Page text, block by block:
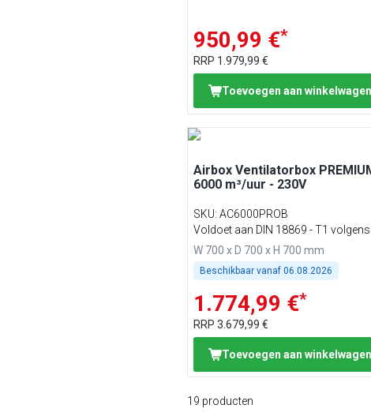
950,99 €*
RRP 1.979,99 €
Toevoegen aan winkelwagen
Airbox Ventilatorbox
6000 m³/uur - 230V
SKU: AC6000PROB
Voldoet aan DIN 18869 - T1 volgens
VDI 2052
W 700 x D 700 x H 700 mm
Beschikbaar vanaf 06.08.2026
1.774,99 €*
RRP 3.679,99 €
Toevoegen aan winkelwagen
19 producten